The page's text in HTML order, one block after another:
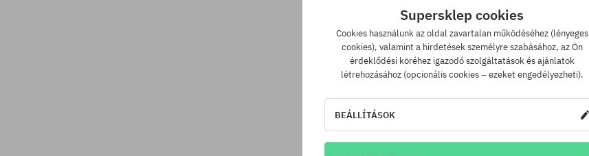
Supersklep cookies
Cookies használunk az oldal zavartalan működéséhez (lényeges
cookies), valamint a hirdetések személyre szabásához, az Ön
érdeklődési köréhez igazodó szolgáltatások és ajánlatok
létrehozásához (opcionális cookies – ezeket engedélyezheti).
BEÁLLÍTÁSOK